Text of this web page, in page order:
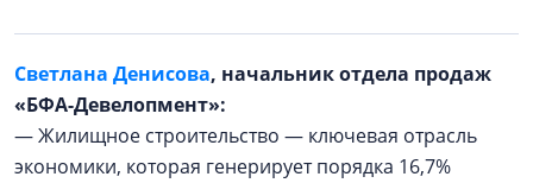
Светлана Денисова, начальник отдела продаж
«БФА-Девелопмент»:
— Жилищное строительство — ключевая отрасль
экономики, которая генерирует порядка 16,7%